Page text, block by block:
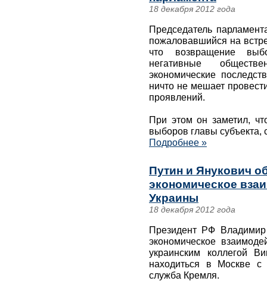
18 декабря 2012 года
Председатель
пожаловавшийся на
что возвращение
негативные
экономические
ничто не мешает
проявлений.
При этом он заметил,
выборов главы субъекта,
Подробнее »
Путин и Янукович
экономическое
Украины
18 декабря 2012 года
Президент РФ Владимир
экономическое
украинским коллегой
находиться в Москве с
служба Кремля.